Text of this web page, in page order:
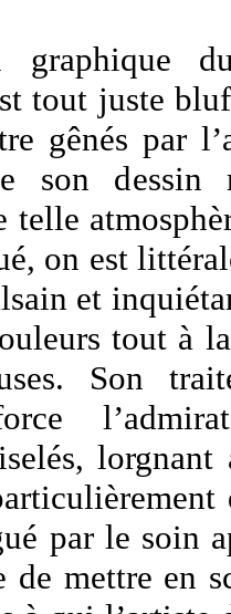
tout juste
gênés par
son dessin
telle
on est
et
tout à
Son
par le soin
de mettre en